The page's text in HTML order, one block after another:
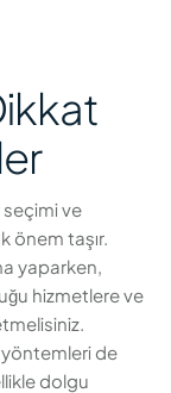
ve
önem taşır.
yaparken,
hizmetlere ve
de
dolgu